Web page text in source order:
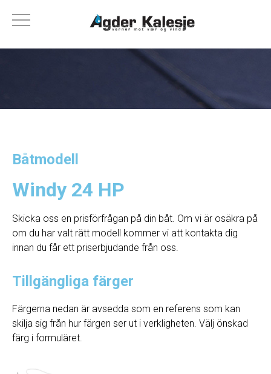
Båtmodell
Windy 24 HP
Skicka oss en prisförfrågan på din båt. Om vi ​​är osäkra på
om du har valt rätt modell kommer vi att kontakta dig
innan du får ett priserbjudande från oss.
Tillgängliga färger
Färgerna nedan är avsedda som en referens som kan
skilja sig från hur färgen ser ut i verkligheten. Välj önskad
färg i formuläret.